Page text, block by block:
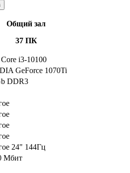
Общий зал
37 ПК
i3-10100
GeForce 1070Ti
DDR3
24" 144Гц
Мбит